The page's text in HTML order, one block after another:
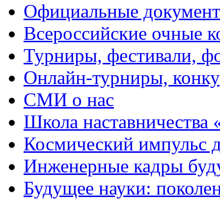
Официальные
Всероссийские очные
Турниры, фестивали,
Онлайн-турниры,
СМИ о нас
Школа
Космический импульс
Инженерные кадры
Будущее науки: